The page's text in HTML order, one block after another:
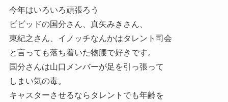
今年はいろいろ頑張ろう
ビビッドの国分さん、真矢みきさん、
東紀之さん、イノッチなんかはタレント司会
と言っても落ち着いた物腰で好きです。
国分さんは山口メンバーが足を引っ張って
しまい気の毒。
キャスターさせるならタレントでも年齢を